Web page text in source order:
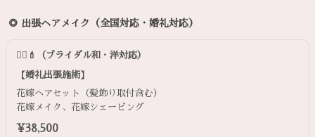
◎ 出張ヘアメイク（全国対応・婚礼対応）
💇‍♀️💄（ブライダル和・洋対応）
【婚礼出張施術】
花嫁ヘアセット（髪飾り取付含む）
花嫁メイク、花嫁シェービング
¥38,500